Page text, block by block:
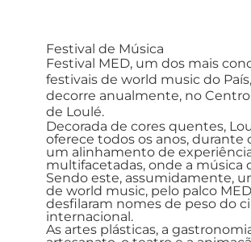
Festival de Música
Festival MED, um dos mais
festivais de world music do
decorre anualmente, no
de Loulé.
Decorada de cores quentes,
oferece todos os anos, durante
um alinhamento de
multifacetadas, onde a música
Sendo este, assumidamente,
de world music, pelo palco
desfilaram nomes de peso do
internacional.
As artes plásticas, a